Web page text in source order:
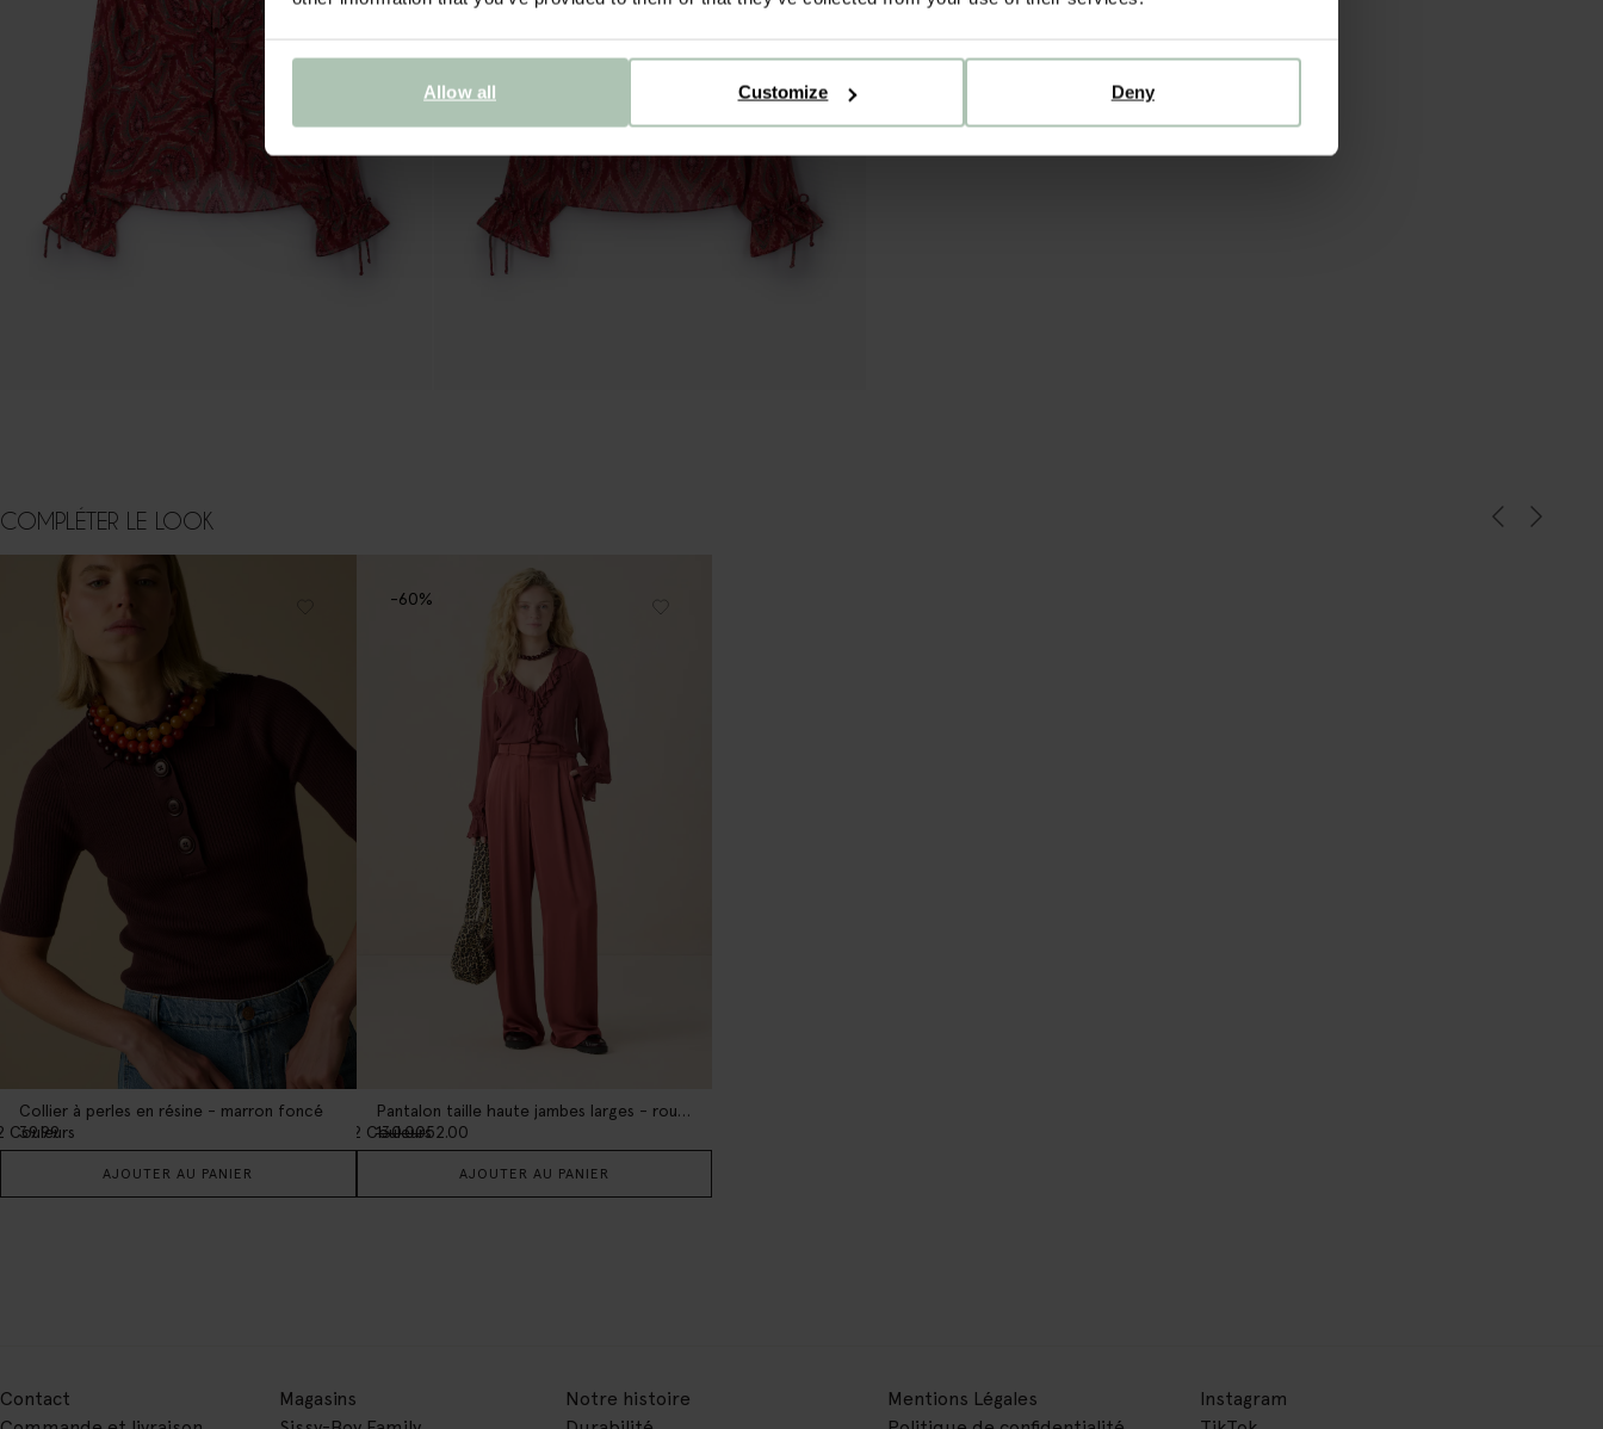
Deny
Customize
Allow all
COMPLÉTER LE LOOK
Collier à perles en résine - marron foncé
39.99
Couleurs
AJOUTER AU PANIER
Pantalon taille haute jambes larges - rouge
130.0052.00
-60%
2 Couleurs
AJOUTER AU PANIER
Contact
Magasins
Notre histoire
Mentions Légales
Instagram